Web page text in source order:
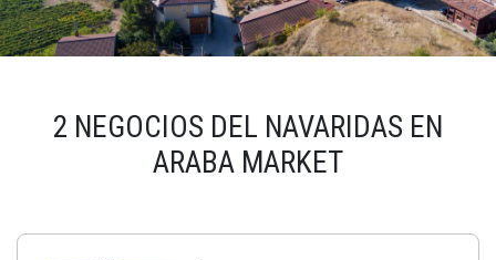
2 NEGOCIOS DEL NAVARIDAS EN
ARABA MARKET